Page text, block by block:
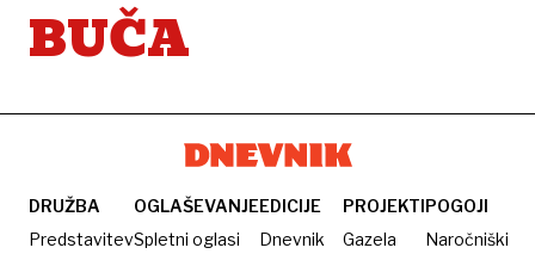
BUČA
DRUŽBA
Predstavitev
OGLAŠEVANJE
Spletni oglasi
EDICIJE
Dnevnik
PROJEKTI
Gazela
POGOJI
Naročniški